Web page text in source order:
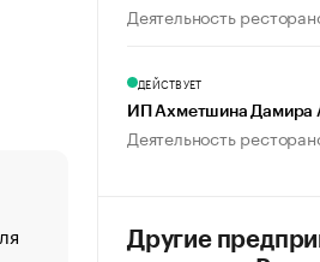
«От спорта тело стареет
Деятельность
ДЕЙСТВУЕТ
ИП Ахметшина Дамира
Деятельность
Другие